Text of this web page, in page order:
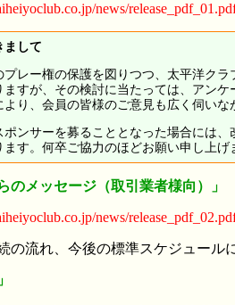
news/
まして
レー権の保護を図りつつ、太平洋クラ
すが、その検討に当たっては、アン
より、会員の皆様のご意見も広く伺い
ンサーを募ることとなった場合には、
す。何卒ご協力のほどお願い申し上げ
メッセージ（取引業者様向）」
news/
、今後の標準スケジュール